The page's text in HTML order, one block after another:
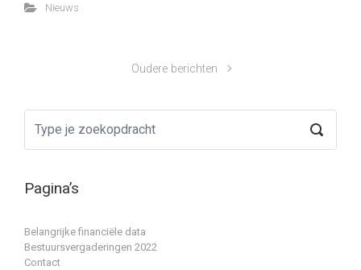
Nieuws
Oudere berichten
Pagina’s
Belangrijke financiële data
Bestuursvergaderingen 2022
Contact